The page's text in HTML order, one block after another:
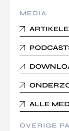
MEDIA
ALLE
OVERIGE